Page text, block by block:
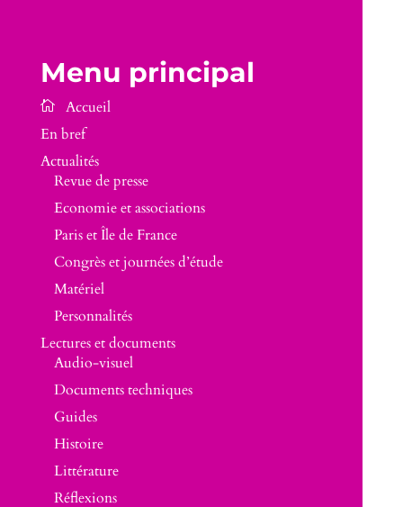
Menu principal
En bref
Actualités
Revue de presse
Economie et associations
Paris et Île de France
Congrès et journées d’étude
Matériel
Personnalités
Lectures et documents
Audio-visuel
Documents techniques
Guides
Histoire
Littérature
Réflexions